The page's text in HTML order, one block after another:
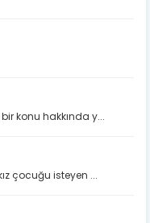
konu hakkında y...
çocuğu isteyen ...